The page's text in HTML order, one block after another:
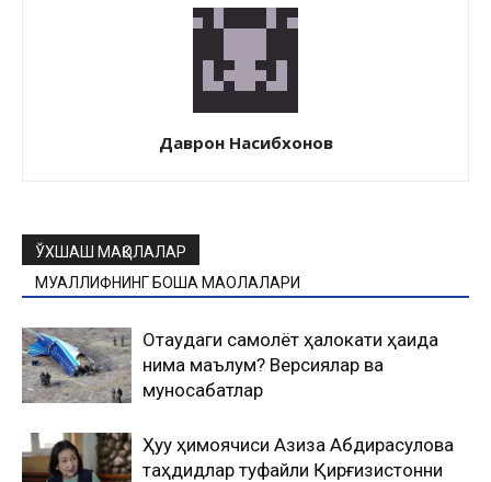
Даврон Насибхонов
ЎХШАШ МАҚОЛАЛАР
МУАЛЛИФНИНГ БОШҚА МАҚОЛАЛАРИ
Оқтаудаги самолёт ҳалокати ҳақида
нима маълум? Версиялар ва
муносабатлар
Ҳуқуқ ҳимоячиси Азиза Абдирасулова
таҳдидлар туфайли Қирғизистонни